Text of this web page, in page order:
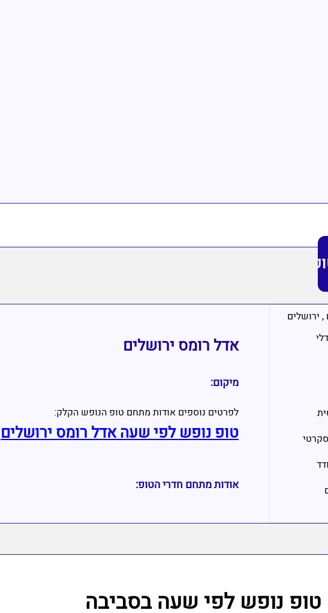
, ירושלים
אדל רומס ירושלים
מיקום:
לפרטים נוספים אודות מתחם טופ הנופש הקלק:
טופ נופש לפי שעה אדל רומס ירושלים
אודות מתחם חדרי הטופ:
טופ נופש לפי שעה בסביבה